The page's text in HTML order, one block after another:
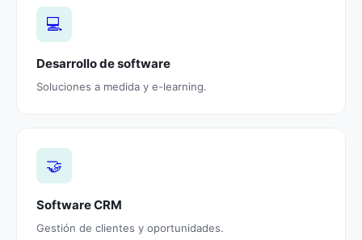
💻
Desarrollo de software
Soluciones a medida y e-learning.
🤝
Software CRM
Gestión de clientes y oportunidades.